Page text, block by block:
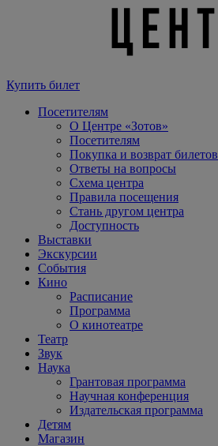
Купить билет
Посетителям
О Центре «Зотов»
Посетителям
Покупка и возврат билетов
Ответы на вопросы
Схема центра
Правила посещения
Стань другом центра
Доступность
Выставки
Экскурсии
События
Кино
Расписание
Программа
О кинотеатре
Театр
Звук
Наука
Грантовая программа
Научная конференция
Издательская программа
Детям
Магазин